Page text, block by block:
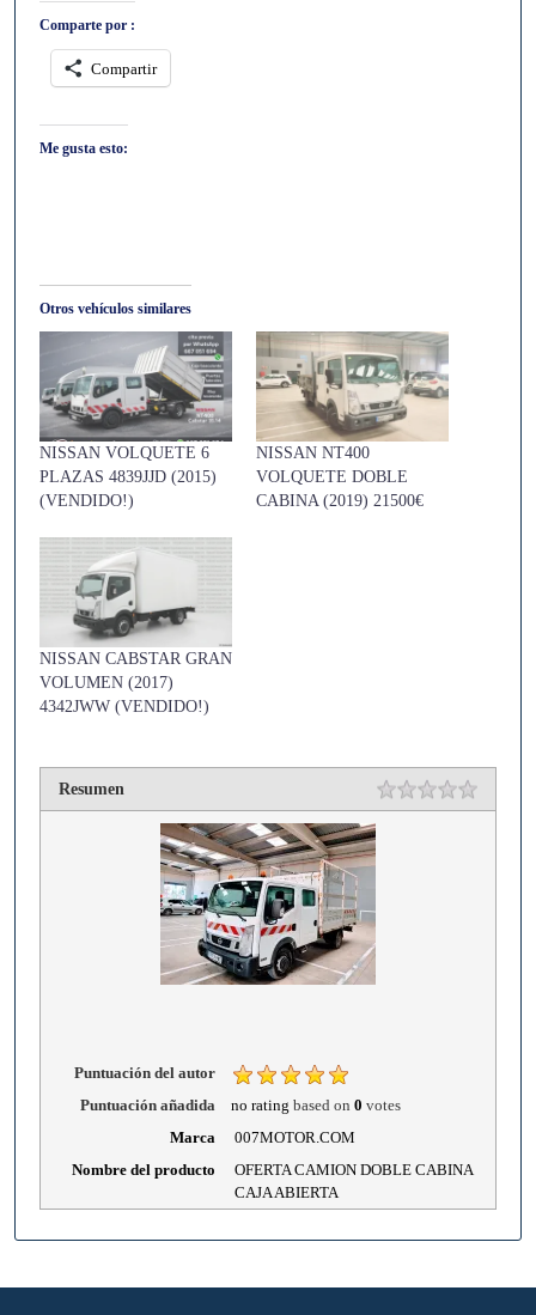
Comparte por :
Compartir
Me gusta esto:
Otros vehículos similares
NISSAN VOLQUETE 6
PLAZAS 4839JJD (2015)
(VENDIDO!)
NISSAN NT400
VOLQUETE DOBLE
CABINA (2019) 21500€
NISSAN CABSTAR GRAN
VOLUMEN (2017)
4342JWW (VENDIDO!)
Resumen Rating
1 star
2 stars
3 stars
4 stars
5 stars
Puntuación del autor
Puntuación añadida
no rating based on 0 votes
Marca
007MOTOR.COM
Nombre del producto
OFERTA CAMION DOBLE CABINA
CAJA ABIERTA